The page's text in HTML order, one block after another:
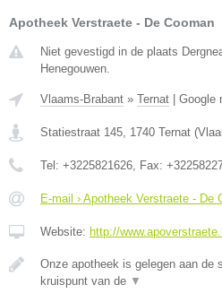
Apotheek Verstraete - De Cooman
Niet gevestigd in de plaats
Henegouwen.
Vlaams-Brabant » Ternat | Google
Statiestraat 145 1740 Ternat (
Tel: +3225821626 , Fax:
E-mail › Apotheek Verstraete - De
Website: http://
Onze apotheek is gelegen aan de
kruispunt van de ▼